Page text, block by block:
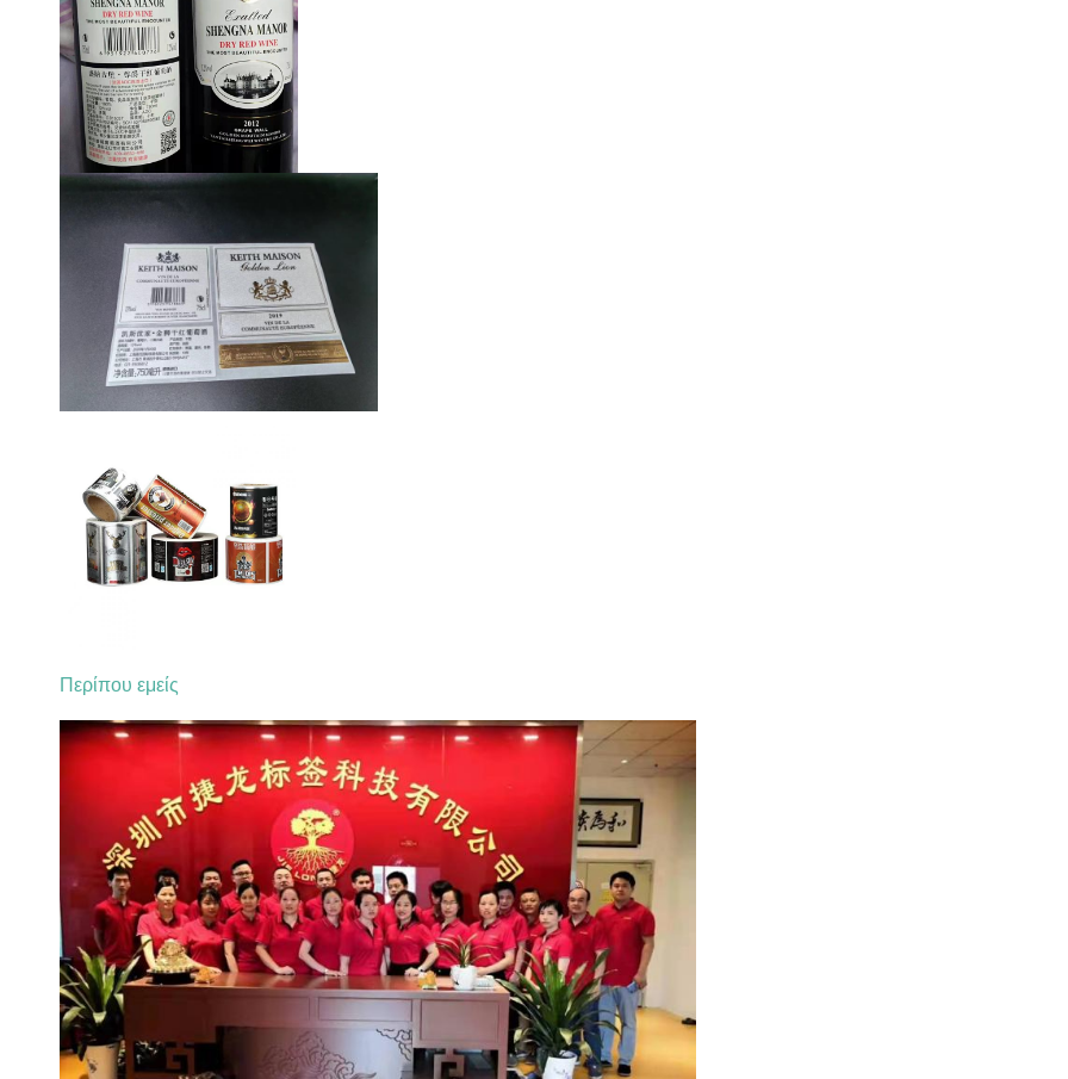
Περίπου εμείς